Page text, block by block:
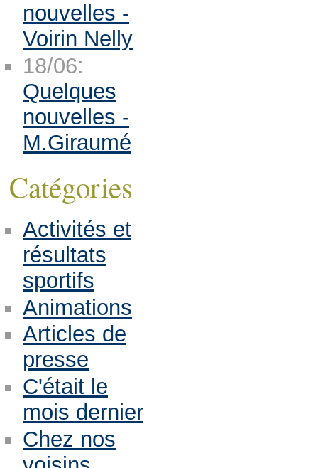
nouvelles -
Voirin Nelly
18/06:
Quelques
nouvelles -
M.Giraumé
Catégories
Activités et
résultats
sportifs
Animations
Articles de
presse
C'était le
mois dernier
Chez nos